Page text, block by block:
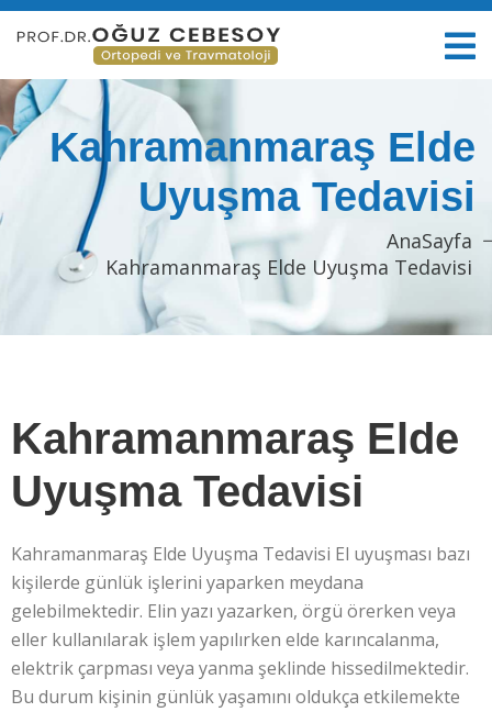
Kahramanmaraş Elde
Uyuşma Tedavisi
AnaSayfa
Kahramanmaraş Elde Uyuşma Tedavisi
Kahramanmaraş Elde
Uyuşma Tedavisi
Kahramanmaraş Elde Uyuşma Tedavisi El uyuşması bazı
kişilerde günlük işlerini yaparken meydana
gelebilmektedir. Elin yazı yazarken, örgü örerken veya
eller kullanılarak işlem yapılırken elde karıncalanma,
elektrik çarpması veya yanma şeklinde hissedilmektedir.
Bu durum kişinin günlük yaşamını oldukça etkilemekte